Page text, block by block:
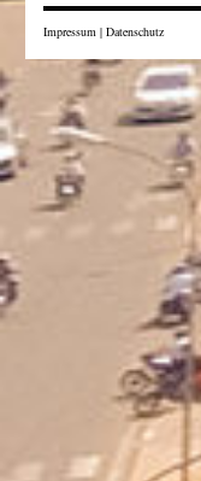
Impressum | Datenschutz